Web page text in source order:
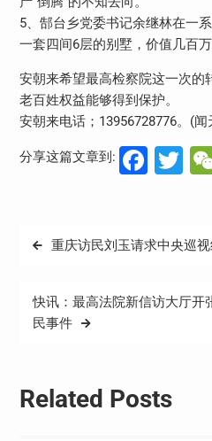
5、郜台乡党委书记余继林在一
一套四间6层的别墅，价值几百万
安朝来希望最高检察院这一次的
老百姓权益能够得到保护。
安朝来电话；13956728776。(
分享这篇文章到:
文
导
航
重庆访民刘玉请求中央巡
快讯：最高法院新信访大厅开
民事件
Related Posts